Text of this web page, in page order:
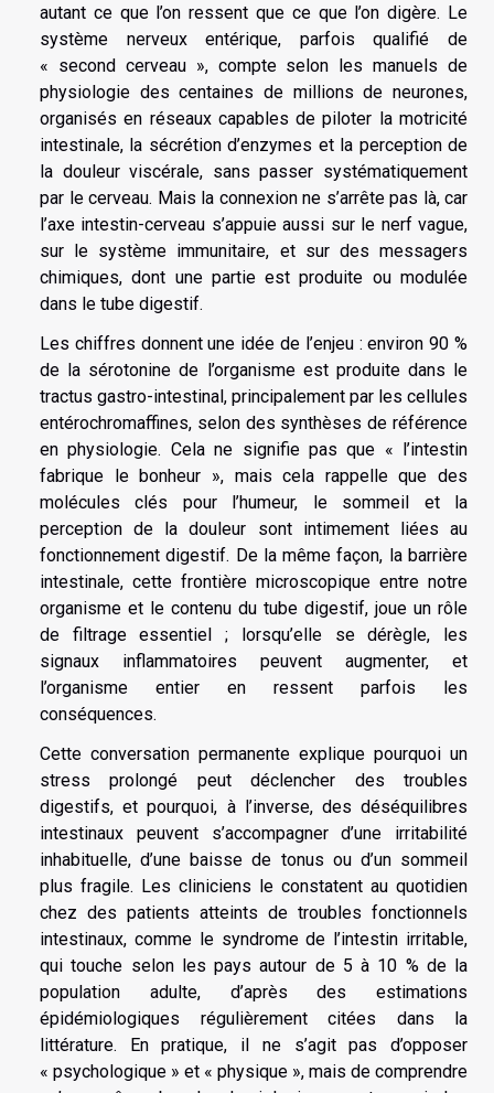
autant ce que l’on ressent que ce que l’on digère. Le
système nerveux entérique, parfois qualifié de
« second cerveau », compte selon les manuels de
physiologie des centaines de millions de neurones,
organisés en réseaux capables de piloter la motricité
intestinale, la sécrétion d’enzymes et la perception de
la douleur viscérale, sans passer systématiquement
par le cerveau. Mais la connexion ne s’arrête pas là, car
l’axe intestin-cerveau s’appuie aussi sur le nerf vague,
sur le système immunitaire, et sur des messagers
chimiques, dont une partie est produite ou modulée
dans le tube digestif.
Les chiffres donnent une idée de l’enjeu : environ 90 %
de la sérotonine de l’organisme est produite dans le
tractus gastro-intestinal, principalement par les cellules
entérochromaffines, selon des synthèses de référence
en physiologie. Cela ne signifie pas que « l’intestin
fabrique le bonheur », mais cela rappelle que des
molécules clés pour l’humeur, le sommeil et la
perception de la douleur sont intimement liées au
fonctionnement digestif. De la même façon, la barrière
intestinale, cette frontière microscopique entre notre
organisme et le contenu du tube digestif, joue un rôle
de filtrage essentiel ; lorsqu’elle se dérègle, les
signaux inflammatoires peuvent augmenter, et
l’organisme entier en ressent parfois les
conséquences.
Cette conversation permanente explique pourquoi un
stress prolongé peut déclencher des troubles
digestifs, et pourquoi, à l’inverse, des déséquilibres
intestinaux peuvent s’accompagner d’une irritabilité
inhabituelle, d’une baisse de tonus ou d’un sommeil
plus fragile. Les cliniciens le constatent au quotidien
chez des patients atteints de troubles fonctionnels
intestinaux, comme le syndrome de l’intestin irritable,
qui touche selon les pays autour de 5 à 10 % de la
population adulte, d’après des estimations
épidémiologiques régulièrement citées dans la
littérature. En pratique, il ne s’agit pas d’opposer
« psychologique » et « physique », mais de comprendre